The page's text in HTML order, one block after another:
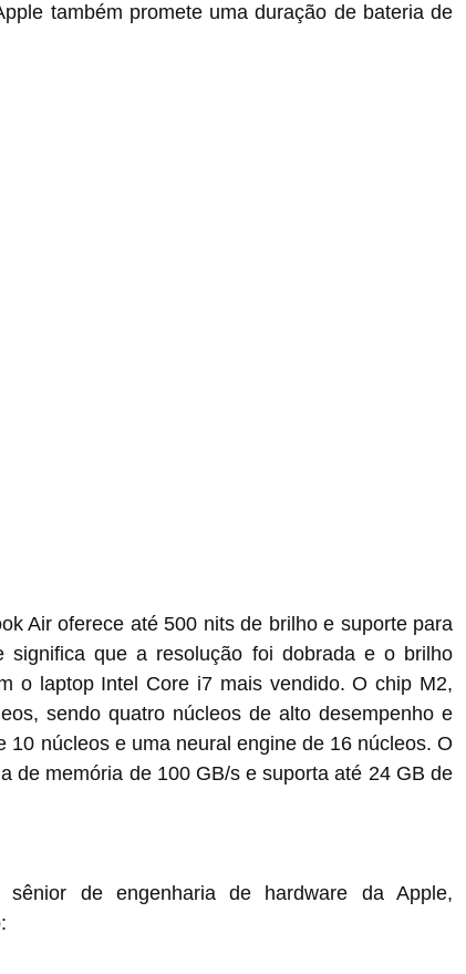
também promete uma duração de bateria de
Air oferece até 500 nits de brilho e suporte para
que a resolução foi dobrada e o brilho
o laptop Intel Core i7 mais vendido. O chip M2,
sendo quatro núcleos de alto desempenho e
núcleos e uma neural engine de 16 núcleos. O
de memória de 100 GB/s e suporta até 24 GB de
de engenharia de hardware da Apple,